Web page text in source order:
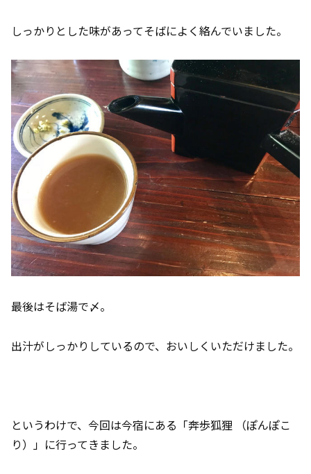
しっかりとした味があってそばによく絡んでいました。
最後はそば湯で〆。
出汁がしっかりしているので、おいしくいただけました。
というわけで、今回は今宿にある「奔歩狐狸 （ぽんぽこ
り）」に行ってきました。